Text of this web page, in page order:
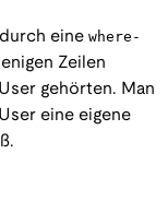
eine where-
Zeilen
gehörten. Man
eine eigene